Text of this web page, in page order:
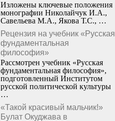
Изложены ключевые положения
монографии Николайчук И.А.,
Савельева М.А., Якова Т.С., …
Рецензия на учебник «Русская
фундаментальная
философия»
Рассмотрен учебник «Русская
фундаментальная философия»,
подготовленный Институтом
русской политической культуры
…
«Такой красивый мальчик!»
Булат Окуджава в